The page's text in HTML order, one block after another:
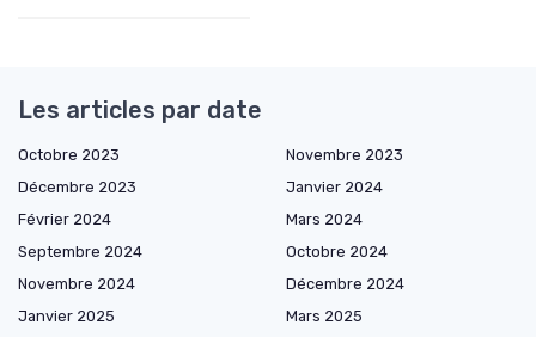
Les articles par date
Octobre 2023
Novembre 2023
Décembre 2023
Janvier 2024
Février 2024
Mars 2024
Septembre 2024
Octobre 2024
Novembre 2024
Décembre 2024
Janvier 2025
Mars 2025